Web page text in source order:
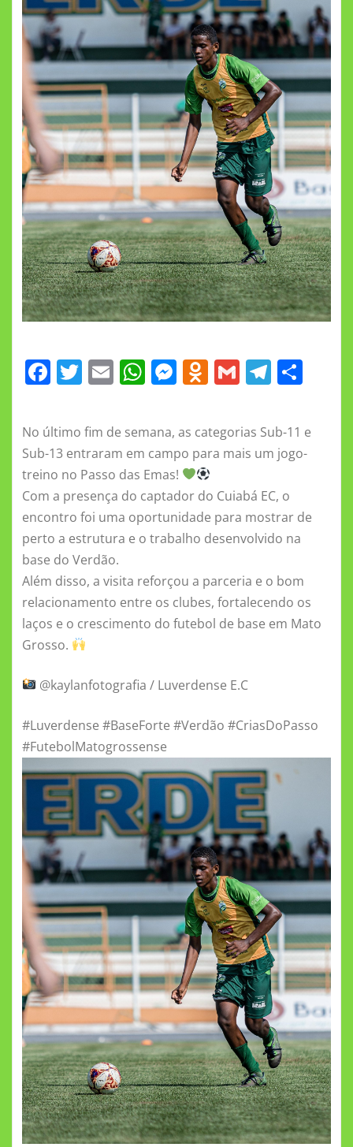
F
c
e
b
o
o
k
T
it
te
r
E
ai
l
W
at
s
A
p
p
M
ss
e
n
g
er
O
n
o
kl
a
ss
ni
ki
G
ai
l
T
e
gr
a
m
a
re
No último fim de semana, as categorias Sub-11 e
Sub-13 entraram em campo para mais um jogo-
treino no Passo das Emas!
Com a presença do captador do Cuiabá EC, o
encontro foi uma oportunidade para mostrar de
perto a estrutura e o trabalho desenvolvido na
base do Verdão.
Além disso, a visita reforçou a parceria e o bom
relacionamento entre os clubes, fortalecendo os
laços e o crescimento do futebol de base em Mato
Grosso.
@kaylanfotografia / Luverdense E.C
#Luverdense #BaseForte #Verdão #CriasDoPasso
#FutebolMatogrossense